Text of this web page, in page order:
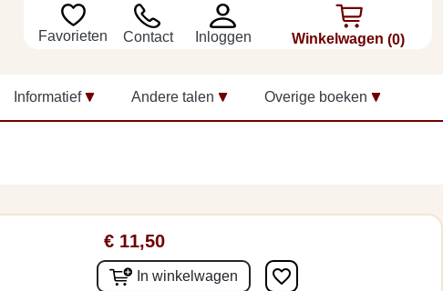
Favorieten Contact Inloggen Winkelwagen (0)
Informatief Andere talen Overige boeken
€ 11,50
In winkelwagen favorite_border